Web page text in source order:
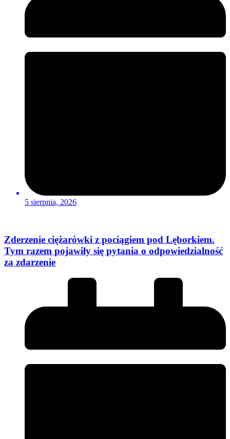
5 sierpnia, 2026
Zderzenie ciężarówki z pociągiem pod Lęborkiem.
Tym razem pojawiły się pytania o odpowiedzialność
za zdarzenie